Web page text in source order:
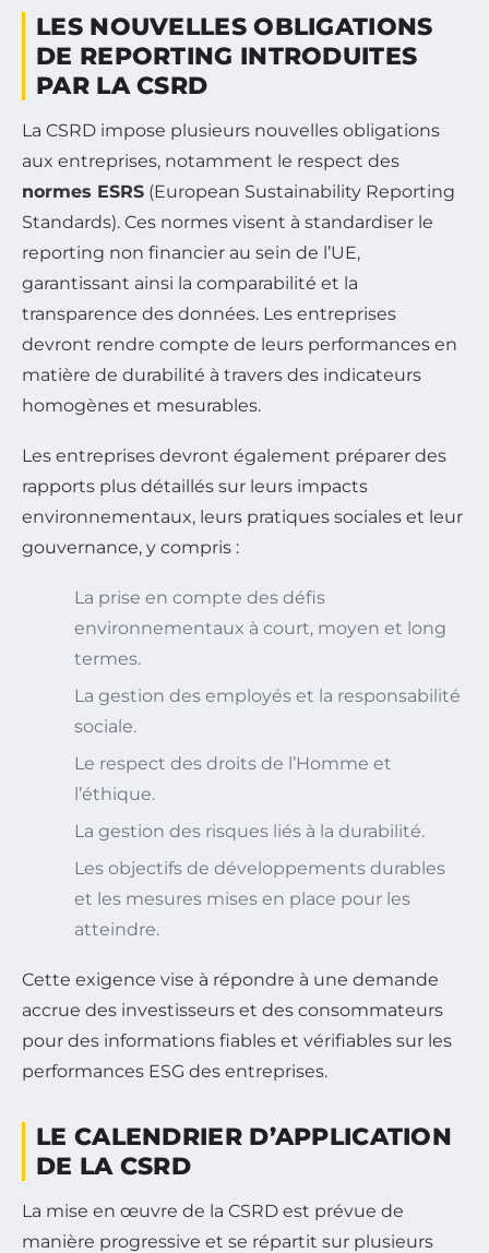
LES NOUVELLES OBLIGATIONS
DE REPORTING INTRODUITES
PAR LA CSRD
La CSRD impose plusieurs nouvelles obligations
aux entreprises, notamment le respect des
normes ESRS (European Sustainability Reporting
Standards). Ces normes visent à standardiser le
reporting non financier au sein de l’UE,
garantissant ainsi la comparabilité et la
transparence des données. Les entreprises
devront rendre compte de leurs performances en
matière de durabilité à travers des indicateurs
homogènes et mesurables.
Les entreprises devront également préparer des
rapports plus détaillés sur leurs impacts
environnementaux, leurs pratiques sociales et leur
gouvernance, y compris :
La prise en compte des défis
environnementaux à court, moyen et long
termes.
La gestion des employés et la responsabilité
sociale.
Le respect des droits de l’Homme et
l’éthique.
La gestion des risques liés à la durabilité.
Les objectifs de développements durables
et les mesures mises en place pour les
atteindre.
Cette exigence vise à répondre à une demande
accrue des investisseurs et des consommateurs
pour des informations fiables et vérifiables sur les
performances ESG des entreprises.
LE CALENDRIER D’APPLICATION
DE LA CSRD
La mise en œuvre de la CSRD est prévue de
manière progressive et se répartit sur plusieurs